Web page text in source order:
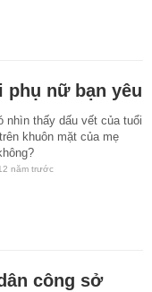
phụ nữ bạn yêu
nhìn thấy dấu vết của tuổi
khuôn mặt của mẹ
năm trước
công sở